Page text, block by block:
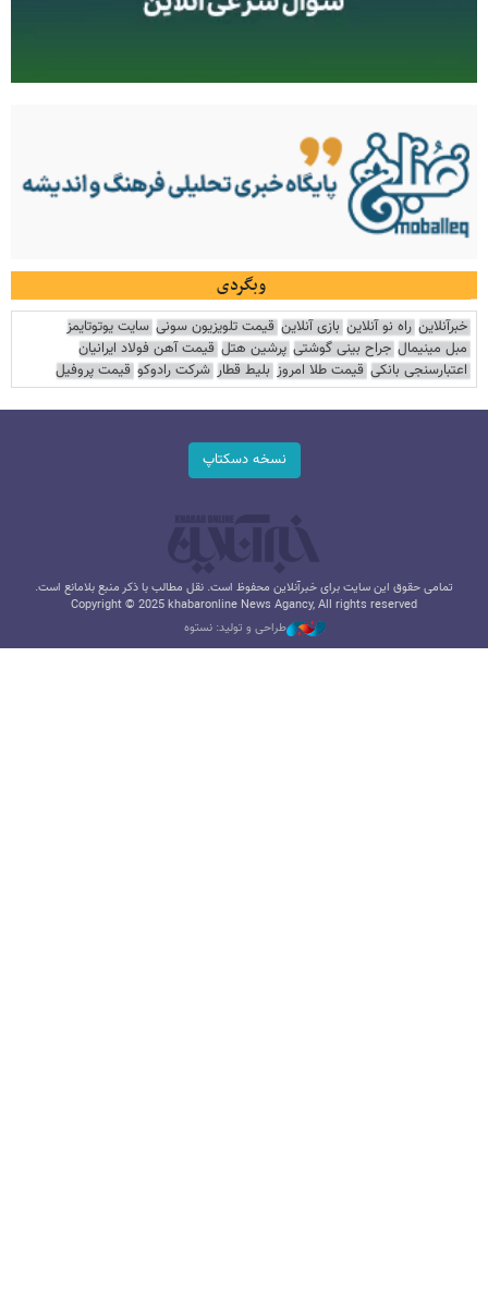
وبگردی
خبرآنلاین راه نو آنلاین بازی آنلاین قیمت تلویزیون سونی سایت یوتوتایمز
مبل مینیمال جراح بینی گوشتی پرشین هتل قیمت آهن فولاد ایرانیان
اعتبارسنجی بانکی قیمت طلا امروز بلیط قطار شرکت رادوکو قیمت پروفیل
نسخه دسکتاپ
تمامی حقوق این سایت برای خبرآنلاین محفوظ است. نقل مطالب با ذکر منبع بلامانع است.
Copyright © 2025 khabaronline News Agancy, All rights reserved
طراحی و تولید: نستوه